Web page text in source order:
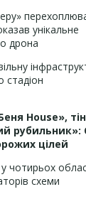
унікальне
дрона
House»,
рубильник»:
цілей
чотирьох
схеми